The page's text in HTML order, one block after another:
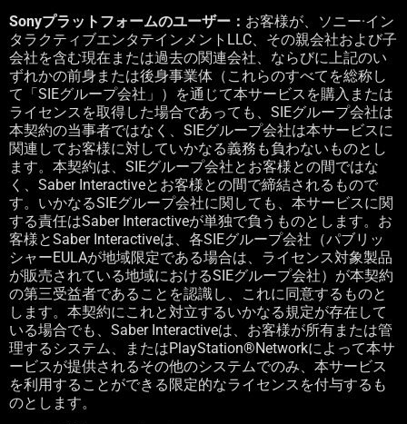
Sonyプラットフォームのユーザー： お客様が、ソニー·イン
タラクティブエンタテインメント LLC 、その親会社および子
会社を含む現在または過去の関連会社、ならびに上記のい
ずれかの前身または後身事業体（これらのすべてを総称し
て「SIEグループ会社」）を通じて本サービスを購入または
ライセンスを取得した場合であっても、 SIEグループ会社は
本契約の当事者ではなく、 SIEグループ会社は本サービスに
関連してお客様に対していかなる義務も負わないものとし
ます。本契約は、 SIEグループ会社とお客様との間ではな
く、 Saber Interactiveとお客様との間で締結されるもので
す。いかなるSIEグループ会社に関しても、本サービスに関
する責任はSaber Interactiveが単独で負うものとします。お
客様とSaber Interactiveは、各SIEグループ会社（パブリッ
シャーEULAが地域限定である場合は、ライセンス対象製品
が販売されている地域におけるSIEグループ会社）が本契約
の第三受益者であることを認識し、これに同意するものと
します。本契約にこれと対立するいかなる規定が存在して
いる場合でも、 Saber Interactiveは、お客様が所有または管
理するシステム、またはPlayStation®Networkによって本サ
ービスが提供されるその他のシステムでのみ、本サービス
を利用することができる限定的なライセンスを付与するも
のとします。